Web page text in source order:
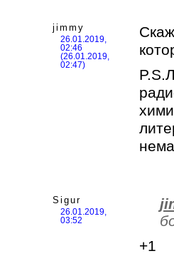
jimmy
26.01.2019,
02:46
(26.01.2019,
02:47)
Sigur
26.01.2019,
03:52
+1